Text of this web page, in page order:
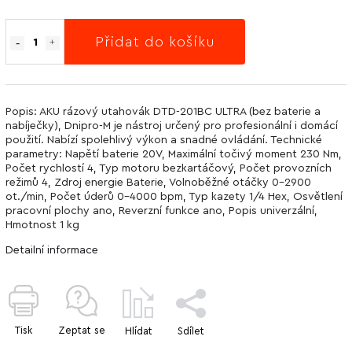
Přidat do košíku
Popis: AKU rázový utahovák DTD-201BC ULTRA (bez baterie a
nabíječky), Dnipro-M je nástroj určený pro profesionální i domácí
použití. Nabízí spolehlivý výkon a snadné ovládání. Technické
parametry: Napětí baterie 20V, Maximální točivý moment 230 Nm,
Počet rychlostí 4, Typ motoru bezkartáčový, Počet provozních
režimů 4, Zdroj energie Baterie, Volnoběžné otáčky 0-2900
ot./min, Počet úderů 0-4000 bpm, Typ kazety 1/4 Hex, Osvětlení
pracovní plochy ano, Reverzní funkce ano, Popis univerzální,
Hmotnost 1 kg
Detailní informace
Tisk Zeptat se Hlídat Sdílet